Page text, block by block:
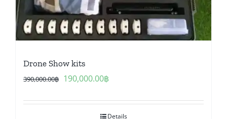
Drone Show kits
390,000.00฿ Original
was:
190,000.00฿
is:
Details